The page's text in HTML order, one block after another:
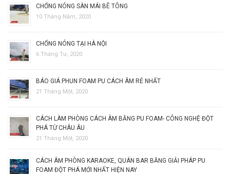
CHỐNG NÓNG SÀN MÁI BÊ TÔNG
10 Tháng Năm, 2020
CHỐNG NÓNG TẠI HÀ NỘI
6 Tháng Tư, 2020
BÁO GIÁ PHUN FOAM PU CÁCH ÂM RẺ NHẤT
21 Tháng Một, 2020
CÁCH LÀM PHÒNG CÁCH ÂM BẰNG PU FOAM- CÔNG NGHỆ ĐỘT
PHÁ TỪ CHÂU ÂU
21 Tháng Một, 2020
CÁCH ÂM PHÒNG KARAOKE, QUÁN BAR BẰNG GIẢI PHÁP PU
FOAM ĐỘT PHÁ MỚI NHẤT HIỆN NAY